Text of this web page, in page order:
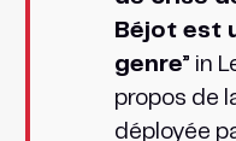
Béjot est
genre” in
propos de
déployée